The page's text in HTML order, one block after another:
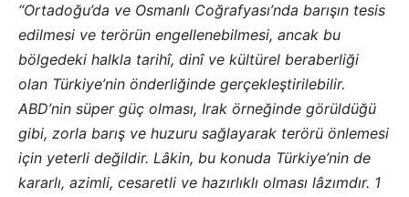
“Ortadoğu’da ve Osmanlı Coğrafyası’nda barışın tesis
edilmesi ve terörün engellenebilmesi, ancak bu
bölgedeki halkla tarihî, dinî ve kültürel beraberliği
olan Türkiye’nin önderliğinde gerçekleştirilebilir.
ABD’nin süper güç olması, Irak örneğinde görüldüğü
gibi, zorla barış ve huzuru sağlayarak terörü önlemesi
için yeterli değildir. Lâkin, bu konuda Türkiye’nin de
kararlı, azimli, cesaretli ve hazırlıklı olması lâzımdır. 1